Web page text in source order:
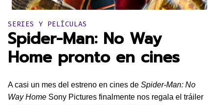
Publicado en:
SERIES Y PELÍCULAS
Spider-Man: No Way
Home pronto en cines
A casi un mes del estreno en cines de Spider-Man: No
Way Home Sony Pictures finalmente nos regala el tráiler